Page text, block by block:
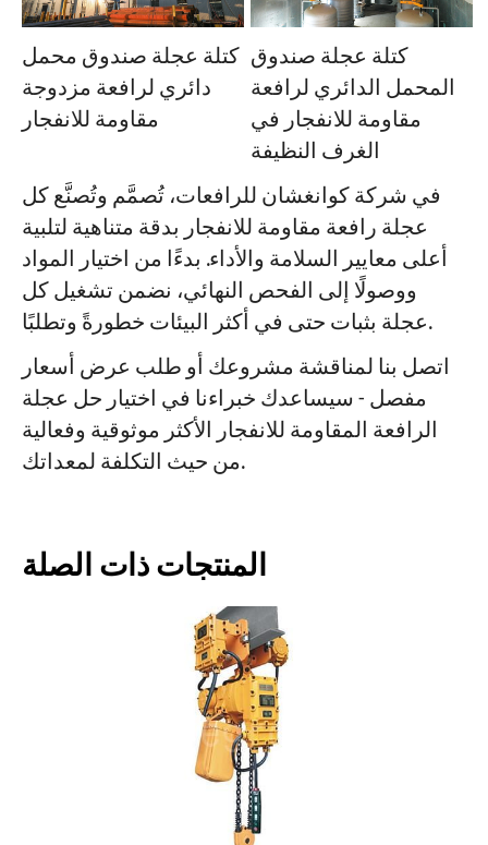
كتلة عجلة صندوق محمل
دائري لرافعة مزدوجة
مقاومة للانفجار
كتلة عجلة صندوق
المحمل الدائري لرافعة
مقاومة للانفجار في
الغرف النظيفة
في شركة كوانغشان للرافعات، تُصمَّم وتُصنَّع كل
عجلة رافعة مقاومة للانفجار بدقة متناهية لتلبية
أعلى معايير السلامة والأداء. بدءًا من اختيار المواد
ووصولًا إلى الفحص النهائي، نضمن تشغيل كل
عجلة بثبات حتى في أكثر البيئات خطورةً وتطلبًا.
اتصل بنا لمناقشة مشروعك أو طلب عرض أسعار
مفصل - سيساعدك خبراءنا في اختيار حل عجلة
الرافعة المقاومة للانفجار الأكثر موثوقية وفعالية
من حيث التكلفة لمعداتك.
المنتجات ذات الصلة